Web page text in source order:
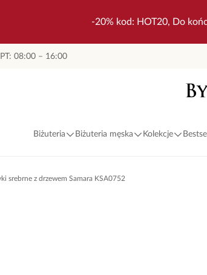
-20% kod: HOT20, Do
08:00 – 16:00
Biżuteria Biżuteria męska Kolekcje
srebrne z drzewem Samara KSA0752